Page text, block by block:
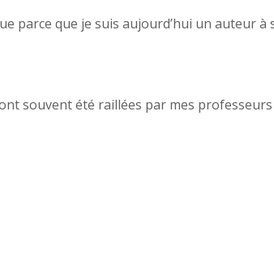
parce que je suis aujourd’hui un auteur à
souvent été raillées par mes professeurs